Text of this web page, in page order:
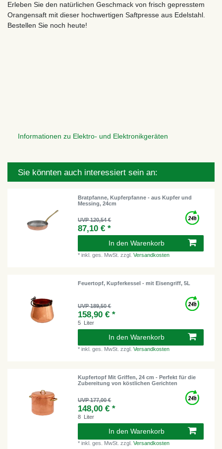
Erleben Sie den natürlichen Geschmack von frisch gepresstem
Orangensaft mit dieser hochwertigen Saftpresse aus Edelstahl.
Bestellen Sie noch heute!
Informationen zu Elektro- und Elektronikgeräten
Sie könnten auch interessiert sein an:
Bratpfanne, Kupferpfanne - aus Kupfer und
Messing, 24cm
UVP 120,54 €
87,10 € *
In den Warenkorb
*inkl. ges. MwSt. zzgl.Versandkosten
Feuertopf, Kupferkessel - mit Eisengriff, 5L
UVP 189,50 €
158,90 € *
5 Liter
In den Warenkorb
*inkl. ges. MwSt. zzgl.Versandkosten
Kupfertopf Mit Griffen, 24 cm - Perfekt für die
Zubereitung von köstlichen Gerichten
UVP 177,00 €
148,00 € *
8 Liter
In den Warenkorb
*inkl. ges. MwSt. zzgl.Versandkosten